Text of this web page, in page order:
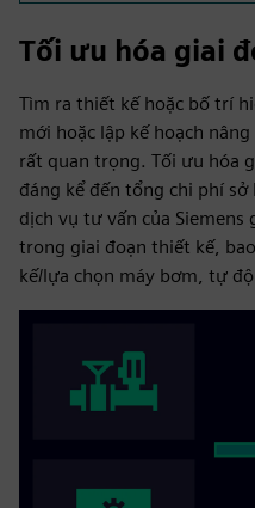
Tối ưu hóa giai
Tìm ra thiết kế hoặc bố trí
mới hoặc lập kế hoạch
rất quan trọng. Tối ưu hóa
đáng kể đến tổng chi phí sở
dịch vụ tư vấn của
trong giai đoạn thiết kế,
kế/lựa chọn máy bơm, tự